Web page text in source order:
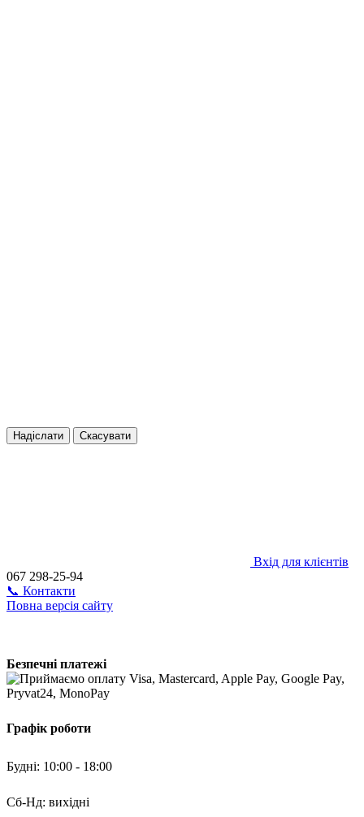
Надіслати Скасувати
Вхід для клієнтів
067 298-25-94
📞 Контакти
Повна версія сайту
Безпечні платежі
Графік роботи
Будні: 10:00 - 18:00
Сб-Нд: вихідні